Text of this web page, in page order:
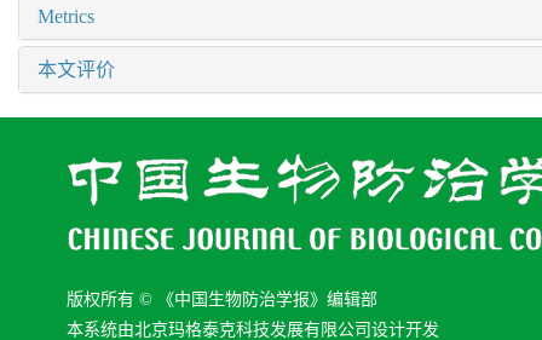
Metrics
本文评价
版权所有 © 《中国生物防治学报》编辑部
本系统由北京玛格泰克科技发展有限公司设计开发